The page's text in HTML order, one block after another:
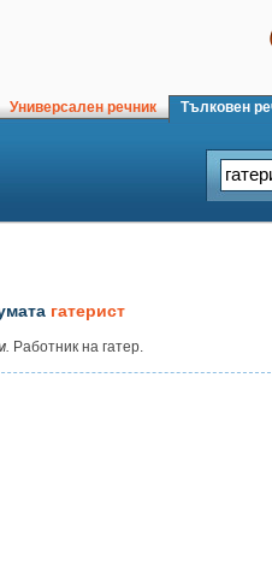
Универсален речник Тълковен
гатерист
Работник на гатер.